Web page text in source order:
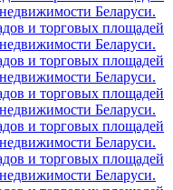
Беларуси.
и торговых площадей
Беларуси.
и торговых площадей
Беларуси.
и торговых площадей
Беларуси.
и торговых площадей
Беларуси.
и торговых площадей
Беларуси.